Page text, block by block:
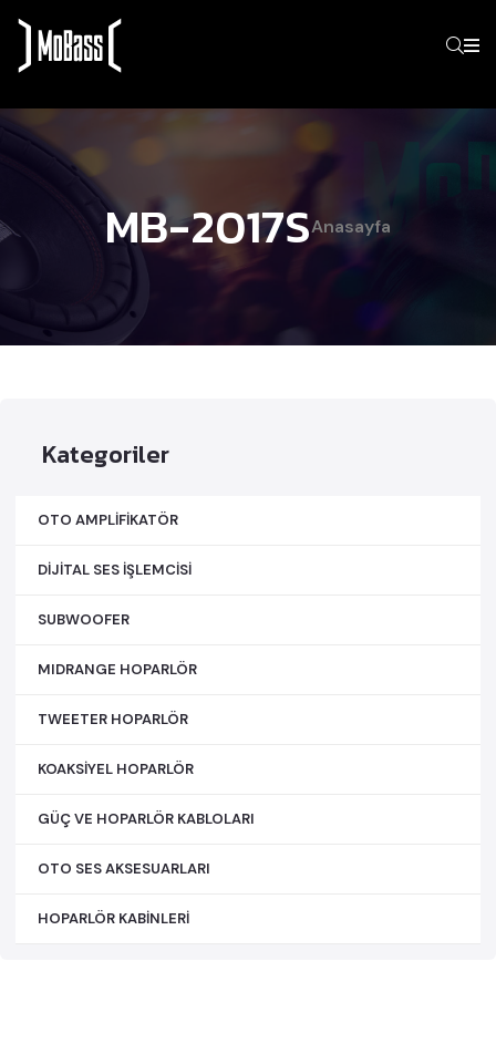
MB-2017SAnasayfa
Kategoriler
OTO AMPLİFİKATÖR
DİJİTAL SES İŞLEMCİSİ
SUBWOOFER
MIDRANGE HOPARLÖR
TWEETER HOPARLÖR
KOAKSİYEL HOPARLÖR
GÜÇ VE HOPARLÖR KABLOLARI
OTO SES AKSESUARLARI
HOPARLÖR KABİNLERİ